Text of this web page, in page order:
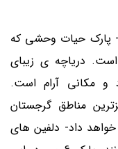
پارک حیات وحشی که
است. دریاچه ی زیبای
و مکانی آرام است.
مناطق گرجستان
داد- دلفین های